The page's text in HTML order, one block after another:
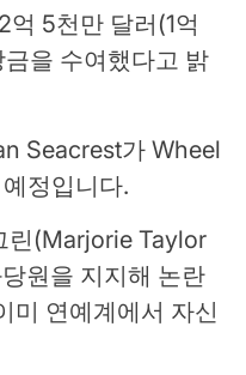
5천만 달러(1억
을 수여했다고 밝
Seacrest가 Wheel
정입니다.
린(Marjorie Taylor
원을 지지해 논란
미 연예계에서 자신